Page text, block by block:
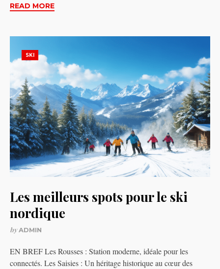
READ MORE
SKI
Les meilleurs spots pour le ski
nordique
byADMIN
EN BREF Les Rousses : Station moderne, idéale pour les
connectés. Les Saisies : Un héritage historique au cœur des